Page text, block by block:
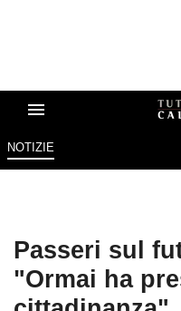
NOTIZIE
Passeri sul
"Ormai ha